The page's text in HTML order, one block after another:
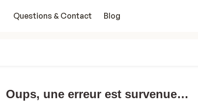
Questions & Contact Blog
Oups, une erreur est survenue…